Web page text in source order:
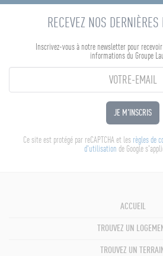
RECEVEZ NOS DERNIÈRES
Inscrivez-vous à notre newsletter pour
informations du Groupe
JE M'INSCRIS
Ce site est protégé par reCAPTCHA et les règles de
d'utilisation de Google
ACCUEIL
TROUVEZ UN
TROUVEZ UN TERRAIN